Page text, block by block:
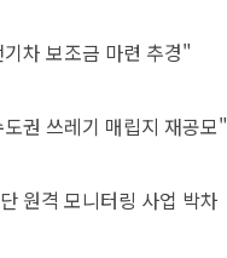
차 보조금 마련 추경"
권 쓰레기 매립지 재공모"
원격 모니터링 사업 박차